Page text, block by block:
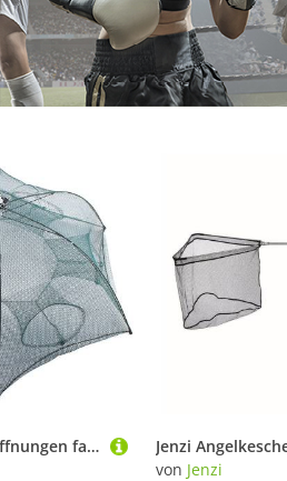
Zite Fischreuse 6 Öffnungen faltbar - Krebs- & Aalreuse mit Futterbeutel
von Jenzi